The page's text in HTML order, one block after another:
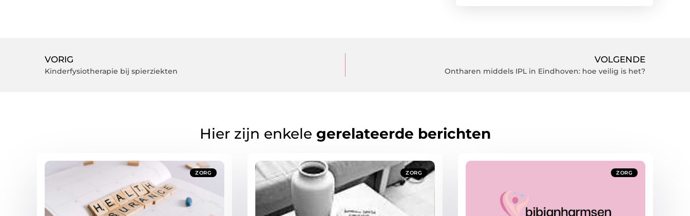
VORIG
Kinderfysiotherapie bij spierziekten
VOLGENDE
Ontharen middels IPL in Eindhoven: hoe veilig is het?
Hier zijn enkele gerelateerde berichten
ZORG ZORG ZORG